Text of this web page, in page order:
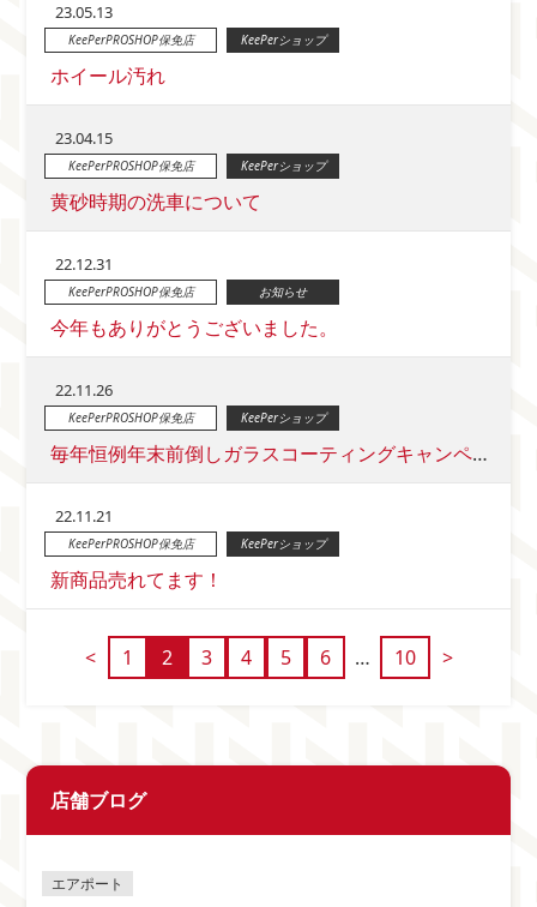
店舗ブログ
23.05.13
KeePerPROSHOP保免店 KeePerショップ
ホイール汚れ
23.04.15
KeePerPROSHOP保免店 KeePerショップ
黄砂時期の洗車について
22.12.31
KeePerPROSHOP保免店 お知らせ
今年もありがとうございました。
22.11.26
KeePerPROSHOP保免店 KeePerショップ
毎年恒例年末前倒しガラスコーティングキャンペーンのお知らせ
22.11.21
KeePerPROSHOP保免店 KeePerショップ
新商品売れてます！
< 1 2 3 4 5 6 … 10 >